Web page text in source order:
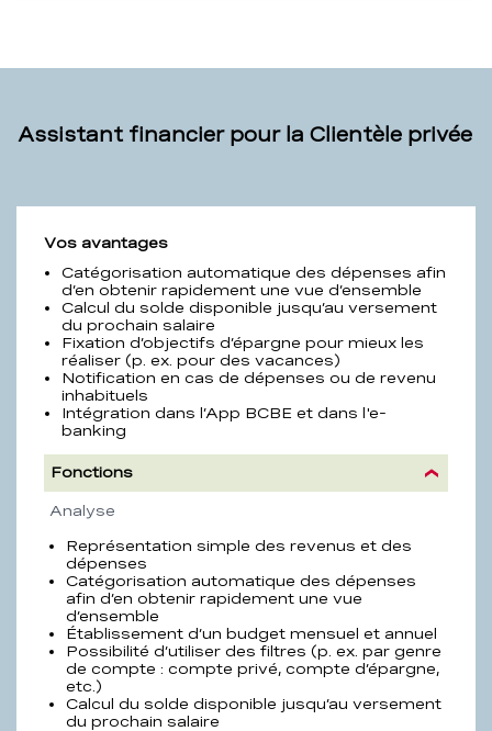
Assistant financier pour la Clientèle privée
financier
pour
la
Clientèle
privée
Vos avantages
Catégorisation automatique des dépenses afin
d’en obtenir rapidement une vue d’ensemble
Calcul du solde disponible jusqu’au versement
du prochain salaire
Fixation d’objectifs d’épargne pour mieux les
réaliser (p. ex. pour des vacances)
Notification en cas de dépenses ou de revenu
inhabituels
Intégration dans l’App BCBE et dans l'e-
banking
Fonctions
Analyse
Représentation simple des revenus et des
dépenses
Catégorisation automatique des dépenses
afin d’en obtenir rapidement une vue
d’ensemble
Établissement d’un budget mensuel et annuel
Possibilité d’utiliser des filtres (p. ex. par genre
de compte : compte privé, compte d’épargne,
etc.)
Calcul du solde disponible jusqu’au versement
du prochain salaire